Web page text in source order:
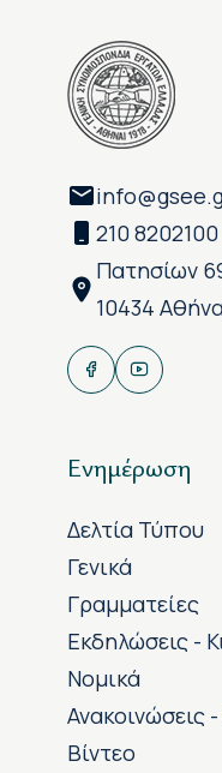
210 8202100
Πατησίων
10434
Ενημέρωση
Δελτία Τύπου
Γενικά
Γραμματείες
Εκδηλώσεις -
Νομικά
Ανακοινώσεις -
Βίντεο